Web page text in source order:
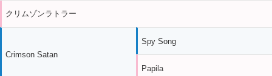
クリムゾンラトラー
Crimson Satan
Spy Song
Papila